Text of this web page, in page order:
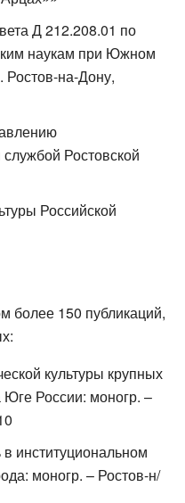
Д 212.208.01 по
наукам при Южном
Ростов-на-Дону,
Ростовской
Российской
более 150 публикаций,
культуры крупных
Юге России: моногр. –
институциональном
моногр. – Ростов-н/